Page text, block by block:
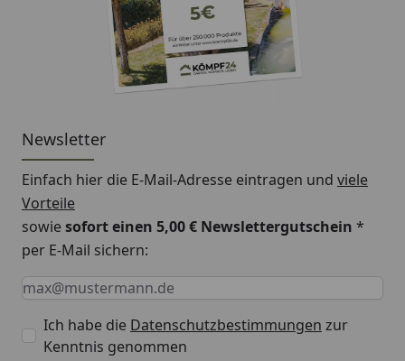
Newsletter
Einfach hier die E-Mail-Adresse eintragen und viele
Vorteile
sowiesofort einen 5,00 € Newslettergutschein *
per E-Mail sichern:
Keine Eingabe erforderlich
Eingabe erforderlich
E-Mail *
Ich habe die Datenschutzbestimmungen zur
Kenntnis genommen